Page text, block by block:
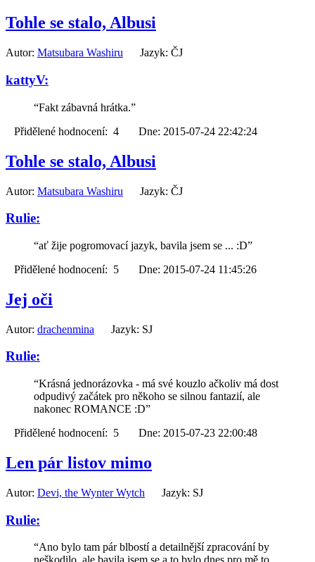
Tohle se stalo, Albusi
Autor: Matsubara Washiru Jazyk: ČJ
kattyV:
“Fakt zábavná hrátka.”
Přidělené hodnocení: 4 Dne: 2015-07-24 22:42:24
Tohle se stalo, Albusi
Autor: Matsubara Washiru Jazyk: ČJ
Rulie:
“ať žije pogromovací jazyk, bavila jsem se ... :D”
Přidělené hodnocení: 5 Dne: 2015-07-24 11:45:26
Jej oči
Autor: drachenmina Jazyk: SJ
Rulie:
“Krásná jednorázovka - má své kouzlo ačkoliv má dost
odpudivý začátek pro někoho se silnou fantazií, ale
nakonec ROMANCE :D”
Přidělené hodnocení: 5 Dne: 2015-07-23 22:00:48
Len pár listov mimo
Autor: Devi, the Wynter Wytch Jazyk: SJ
Rulie:
“Ano bylo tam pár blbostí a detailnější zpracování by